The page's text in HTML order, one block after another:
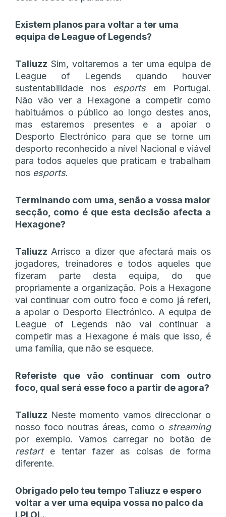
Existem planos para voltar a ter uma
equipa de League of Legends?
Taliuzz Sim, voltaremos a ter uma equipa de
League of Legends quando houver
sustentabilidade nos esportsem Portugal.
Não vão ver a Hexagone a competir como
habituámos o público ao longo destes anos,
mas estaremos presentes e a apoiar o
Desporto Electrónico para que se torne um
desporto reconhecido a nível Nacional e viável
para todos aqueles que praticam e trabalham
nos esports.
Terminando com uma, senão a vossa maior
secção, como é que esta decisão afecta a
Hexagone?
Taliuzz Arrisco a dizer que afectará mais os
jogadores, treinadores e todos aqueles que
fizeram parte desta equipa, do que
propriamente a organização. Pois a Hexagone
vai continuar com outro foco e como já referi,
a apoiar o Desporto Electrónico. A equipa de
League of Legends não vai continuar a
competir mas a Hexagone é mais que isso, é
uma família, que não se esquece.
Referiste que vão continuar com outro
foco, qual será esse foco a partir de agora?
Taliuzz Neste momento vamos direccionar o
nosso foco noutras áreas, como o streaming
por exemplo. Vamos carregar no botão de
restarte tentar fazer as coisas de forma
diferente.
Obrigado pelo teu tempo Taliuzz e espero
voltar a ver uma equipa vossa no palco da
LPLOL.